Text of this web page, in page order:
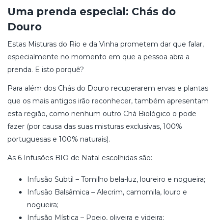
Uma prenda especial: Chás do
Douro
Estas Misturas do Rio e da Vinha prometem dar que falar,
especialmente no momento em que a pessoa abra a
prenda. E isto porquê?
Para além dos Chás do Douro recuperarem ervas e plantas
que os mais antigos irão reconhecer, também apresentam
esta região, como nenhum outro Chá Biológico o pode
fazer (por causa das suas misturas exclusivas, 100%
portuguesas e 100% naturais).
As 6 Infusões BIO de Natal escolhidas são:
Infusão Subtil – Tomilho bela-luz, loureiro e nogueira;
Infusão Balsâmica – Alecrim, camomila, louro e
nogueira;
Infusão Mística – Poejo, oliveira e videira;